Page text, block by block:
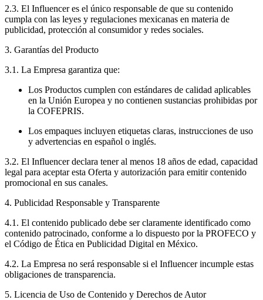
2.3. El Influencer es el único responsable de que su contenido
cumpla con las leyes y regulaciones mexicanas en materia de
publicidad, protección al consumidor y redes sociales.
3. Garantías del Producto
3.1. La Empresa garantiza que:
Los Productos cumplen con estándares de calidad aplicables
en la Unión Europea y no contienen sustancias prohibidas por
la COFEPRIS.
Los empaques incluyen etiquetas claras, instrucciones de uso
y advertencias en español o inglés.
3.2. El Influencer declara tener al menos 18 años de edad, capacidad
legal para aceptar esta Oferta y autorización para emitir contenido
promocional en sus canales.
4. Publicidad Responsable y Transparente
4.1. El contenido publicado debe ser claramente identificado como
contenido patrocinado, conforme a lo dispuesto por la PROFECO y
el Código de Ética en Publicidad Digital en México.
4.2. La Empresa no será responsable si el Influencer incumple estas
obligaciones de transparencia.
5. Licencia de Uso de Contenido y Derechos de Autor